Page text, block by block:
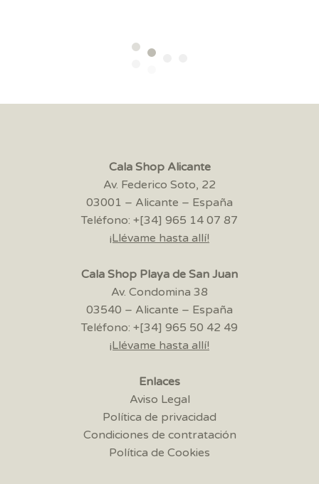
Cala Shop Alicante
Av. Federico Soto, 22
03001 – Alicante – España
Teléfono: +[34] 965 14 07 87
¡Llévame hasta allí!
Cala Shop Playa de San Juan
Av. Condomina 38
03540 – Alicante – España
Teléfono: +[34] 965 50 42 49
¡Llévame hasta allí!
Enlaces
Aviso Legal
Política de privacidad
Condiciones de contratación
Política de Cookies